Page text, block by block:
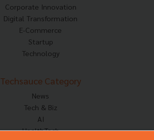
Corporate Innovation
Digital Transformation
E-Commerce
Startup
Technology
Techsauce Category
News
Tech & Biz
AI
HealthTech